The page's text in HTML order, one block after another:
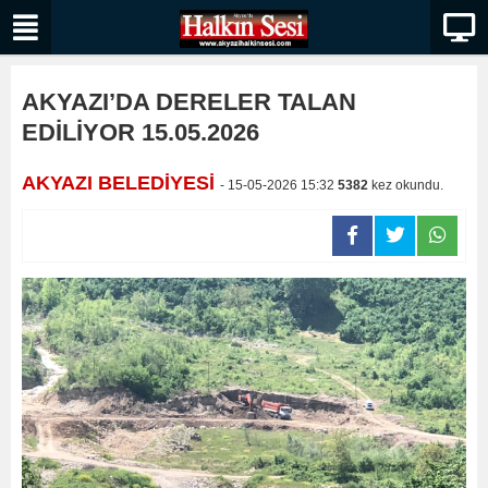
AKYAZI’DA DERELER TALAN
EDİLİYOR 15.05.2026
AKYAZI BELEDİYESİ - 15-05-2026 15:32 5382 kez okundu.